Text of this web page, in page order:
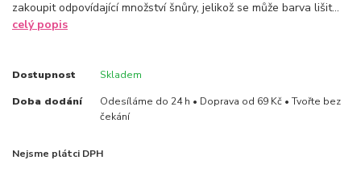
zakoupit odpovídající množství šnůry, jelikož se může barva lišit...
celý popis
Dostupnost Skladem
Doba dodání
Odesíláme do 24 h • Doprava od 69 Kč • Tvořte bez
čekání
Nejsme plátci DPH